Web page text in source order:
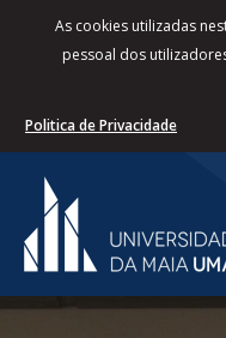
As cookies utilizadas
pessoal dos
Politica de Privacidade